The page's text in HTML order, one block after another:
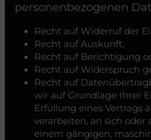
personenbezogenen
Recht auf Widerruf der
Recht auf Auskunft,
Recht auf Berichtigung
Recht auf Widerspruch
Recht auf
wir auf Grundlage Ihrer
Erfüllung eines Vertrags
verarbeiten, an sich oder
einem gängigen,